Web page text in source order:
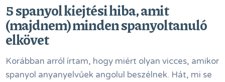
5 spanyol kiejtési hiba, amit
(majdnem) minden spanyoltanuló
elkövet
Korábban arról írtam, hogy miért olyan vicces, amikor
spanyol anyanyelvűek angolul beszélnek. Hát, mi se